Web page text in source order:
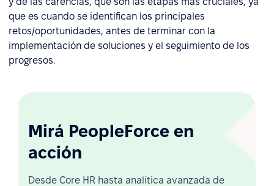
que es cuando se identifican los principales
retos/oportunidades, antes de terminar con la
implementación de soluciones y el seguimiento de los
progresos.
Mirá PeopleForce en
acción
Desde Core HR hasta analítica avanzada de